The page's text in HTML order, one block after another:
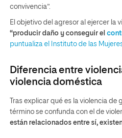
convivencia”.
El objetivo del agresor al ejercer la
“producir daño y conseguir el
puntualiza el Instituto de las
Diferencia entre
violencia doméstica
Tras explicar qué es la violencia
término se confunda con el de
están relacionados entre sí,